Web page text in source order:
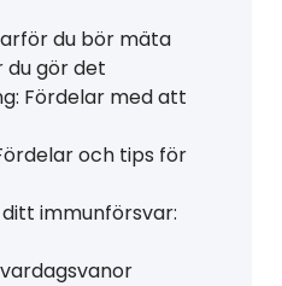
du bör mäta
du gör det
Fördelar med att
och tips för
immunförsvar: